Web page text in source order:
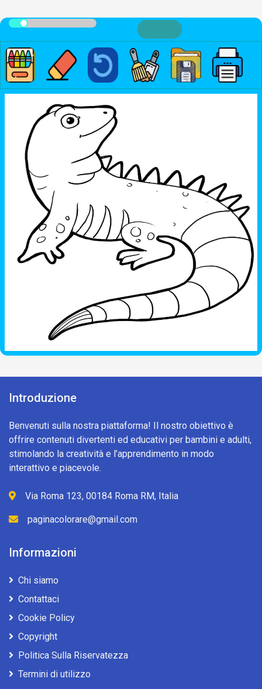
Introduzione
Benvenuti sulla nostra piattaforma! Il nostro obiettivo è
offrire contenuti divertenti ed educativi per bambini e adulti,
stimolando la creatività e l’apprendimento in modo
interattivo e piacevole.
Via Roma 123, 00184 Roma RM, Italia
paginacolorare@gmail.com
Informazioni
Chi siamo
Contattaci
Cookie Policy
Copyright
Politica Sulla Riservatezza
Termini di utilizzo